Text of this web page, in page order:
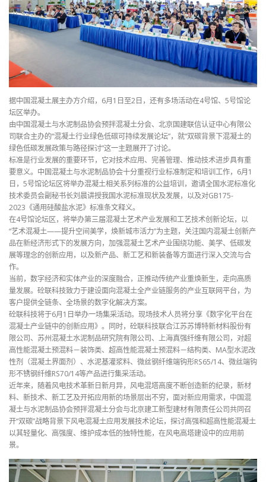
据中国混凝土展主办方介绍，6月1日至2日，还有多场活动在4号馆、5号馆论
坛区举办。
由中国混凝土与水泥制品协会预拌混凝土分会、北京国建联信认证中心有限公
司联合主办的“混凝土行业绿色低碳可持续发展论坛”，就“双碳背景下混凝土的
绿色低碳发展政策与路径探讨”这一主题展开了讨论。
标准是行业发展的重要环节，它对技术应用、完善管理、推动技术进步具有重
要意义。中国混凝土与水泥制品协会十分重视行业标准制定和培训工作，6月1
日，5号馆论坛区将举办混凝土相关系列标准的公益培训，邀请全国水泥标准化
技术委员会副秘书长刘晨讲授我国水泥标准现状及发展，以及对GB175-
2023《通用硅酸盐水泥》标准条文释义。
在4号馆论坛区，将举办第三届混凝土艺术产业发展和工艺技术创新论坛，以
“艺术混凝土——提升空间美学，焕新城市活力”为主题，关注国内混凝土创新产
品在新经济形式下的发展方向，加强混凝土艺术产业围绕功能、美学、低碳发
展等理念的创新应用，以及新产品、新工艺和新装备等方面进行深入交流与合
作。
当前，数字经济和实体产业的深度融合，正推动传统产业重焕新生，走向高质
量发展。砼联科技致力于建设面向混凝土全产业链服务的产业互联网平台，为
客户提供全链条、全场景的数字化解决方案。
砼联科技将于6月1日举办一场集采活动。现场技术人员将分享《数字化平台在
混凝土产业链中的创新应用》。同时，砼联科技联合江苏苏博特新材料股份有
限公司、苏州混凝土水泥制品研究院有限公司、上海真强纤维有限公司，对超
高性能混凝土预混料－装饰类、超高性能混凝土预混料－结构类、MA型水泥改
性剂（混凝土界面剂）、水泥基灌浆料、微丝钢纤维端钩形RS65/14、微丝端钩
形不锈钢纤维RS70/14等产品进行集采活动。
近年来，随着风电技术革新日新月异，风电混塔高度不断创造新的纪录，新材
料、新技术、新工艺及开拓应用新的场景层出不穷，面对新应用需求，中国混
凝土与水泥制品协会预拌混凝土分会与北京建工新型建材有限责任公司共同召
开“双碳”战略背景下风电混凝土应用发展技术论坛，探讨高强和超高性能混凝土
以其轻量化、高强度、维护成本低的独特性能，在风电高塔建设中的应用前
景。